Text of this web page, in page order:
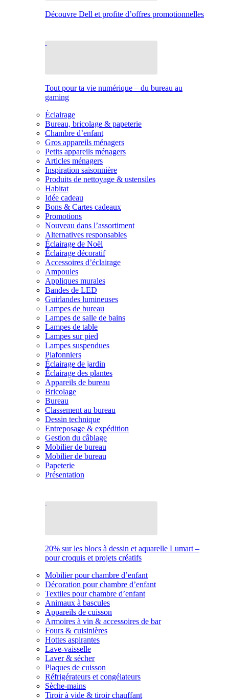
Découvre Dell et profite d’offres promotionnelles
Tout pour ta vie numérique – du bureau au
gaming
Éclairage
Bureau, bricolage & papeterie
Chambre d’enfant
Gros appareils ménagers
Petits appareils ménagers
Articles ménagers
Inspiration saisonnière
Produits de nettoyage & ustensiles
Habitat
Idée cadeau
Bons & Cartes cadeaux
Promotions
Nouveau dans l’assortiment
Alternatives responsables
Éclairage de Noël
Éclairage décoratif
Accessoires d’éclairage
Ampoules
Appliques murales
Bandes de LED
Guirlandes lumineuses
Lampes de bureau
Lampes de salle de bains
Lampes de table
Lampes sur pied
Lampes suspendues
Plafonniers
Éclairage de jardin
Éclairage des plantes
Appareils de bureau
Bricolage
Bureau
Classement au bureau
Dessin technique
Entreposage & expédition
Gestion du câblage
Mobilier de bureau
Mobilier de bureau
Papeterie
Présentation
20% sur les blocs à dessin et aquarelle Lumart –
pour croquis et projets créatifs
Mobilier pour chambre d’enfant
Décoration pour chambre d’enfant
Textiles pour chambre d’enfant
Animaux à bascules
Appareils de cuisson
Armoires à vin & accessoires de bar
Fours & cuisinières
Hottes aspirantes
Lave-vaisselle
Laver & sécher
Plaques de cuisson
Réfrigérateurs et congélateurs
Sèche-mains
Tiroir à vide & tiroir chauffant